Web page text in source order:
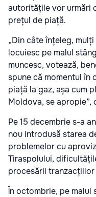
autoritățile vor urmări
prețul de piață.
„Din câte înțeleg,
locuiesc pe malul
muncesc, votează,
spune că momentul în
piață la gaz, așa cum
Moldova, se apropie”,
Pe 15 decembrie s-a
nou introdusă starea
problemelor cu
Tiraspolului,
procesării tranzacțiilor
În octombrie, pe malul